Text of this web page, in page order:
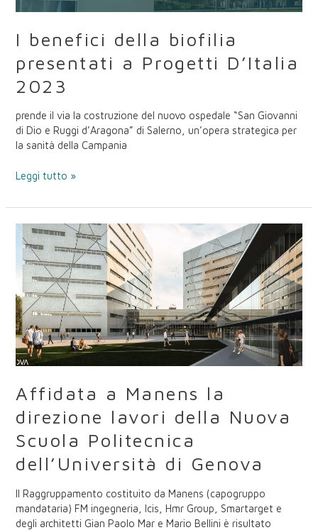
I benefici della biofilia
presentati a Progetti D’Italia
2023
prende il via la costruzione del nuovo ospedale “San Giovanni
di Dio e Ruggi d’Aragona” di Salerno, un’opera strategica per
la sanità della Campania
Leggi tutto »
Affidata a Manens la
direzione lavori della Nuova
Scuola Politecnica
dell’Università di Genova
Il Raggruppamento costituito da Manens (capogruppo
mandataria) FM ingegneria, Icis, Hmr Group, Smartarget e
degli architetti Gian Paolo Mar e Mario Bellini è risultato
Affidata
Manens
direzione
lavori
della
Nuova
Scuola
Politecnica
di
Genova